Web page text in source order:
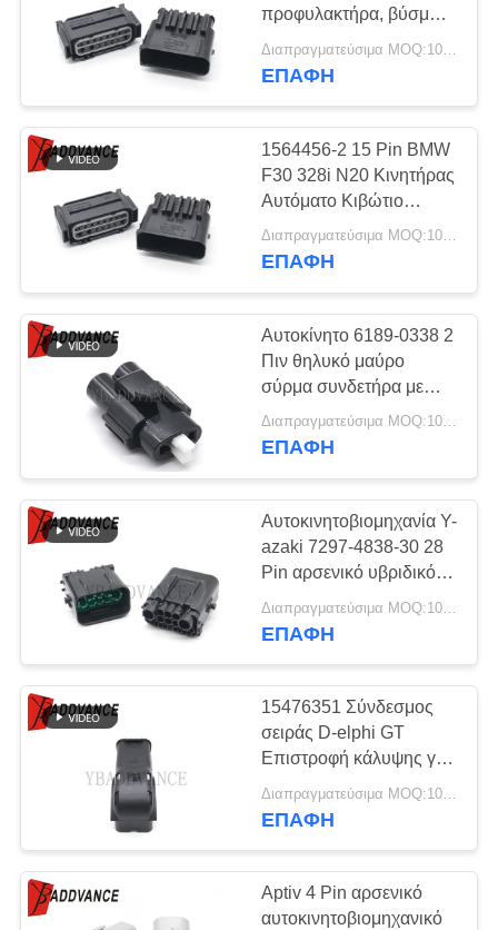
ΠΟΛΙΤΙΚΉ
ΑΠΟΡΡΉΤΟΥ
AMP Tyco
συνδετήρες
TE AMP
συνδετικότητας
συνδετήρες
366
Αυτοκίνητοι
συνδετήρες FCI
33
Συνδετήρας
σπειρών ανάφλεξης
20
προφυλακτήρα, βύσμα
15 ακίδων για 16-19
OEM BMW G11 G12
Διαπραγματεύσιμα MOQ:100 μονάδες
ΕΠΑΦΉ
1564456-2 15 Pin BMW
F30 328i N20 Κινητήρας
Αυτόματο Κιβώτιο
Ταχυτήτων Συνδετήρας
Πλεξούδας
Διαπραγματεύσιμα MOQ:100 μονάδες
ΕΠΑΦΉ
Αυτοκίνητο 6189-0338 2
Πιν θηλυκό μαύρο
σύρμα συνδετήρα με
τερματικά και σφραγίδες
Διαπραγματεύσιμα MOQ:100 μονάδες
ΕΠΑΦΉ
Αυτοκινητοβιομηχανία Y-
azaki 7297-4838-30 28
Pin αρσενικό υβριδικό
σφραγισμένο σύρμα
σύνδεσης για τη
ΕΠΑΦΉ
15476351 Σύνδεσμος
σειράς D-elphi GT
Επιστροφή κάλυψης για
συνδέσμους 15476346
για μονάδες ελέγχου
Διαπραγματεύσιμα MOQ:100 μονάδες
ΕΠΑΦΉ
Aptiv 4 Pin αρσενικό
αυτοκινητοβιομηχανικό